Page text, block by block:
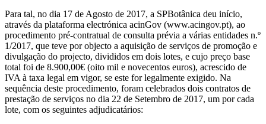
Para tal, no dia 17 de Agosto de 2017, a SPBotânica deu início,
através da plataforma electrónica acinGov (www.acingov.pt), ao
procedimento pré-contratual de consulta prévia a várias entidades n.º
1/2017, que teve por objecto a aquisição de serviços de promoção e
divulgação do projecto, divididos em dois lotes, e cujo preço base
total foi de 8.900,00€ (oito mil e novecentos euros), acrescido de
IVA à taxa legal em vigor, se este for legalmente exigido. Na
sequência deste procedimento, foram celebrados dois contratos de
prestação de serviços no dia 22 de Setembro de 2017, um por cada
lote, com os seguintes adjudicatários: